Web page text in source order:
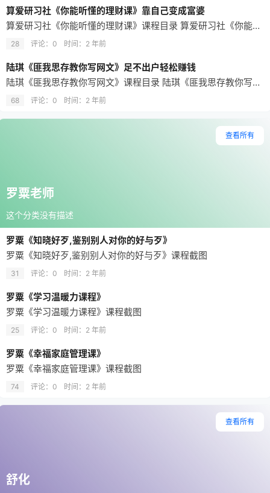
算爱研习社《你能听懂的理财课》靠自己变成富婆
算爱研习社《你能听懂的理财课》课程目录 算爱研习社《你能听懂的理财课》课程截图
28 评论：0 时间： 2 年前
陆琪《匪我思存教你写网文》足不出户轻松赚钱
陆琪《匪我思存教你写网文》课程目录 陆琪《匪我思存教你写网文》课程截图
68 评论：0 时间： 2 年前
罗粟老师
这个分类没有描述
查看所有
罗粟《知晓好歹,鉴别别人对你的好与歹》
罗粟《知晓好歹,鉴别别人对你的好与歹》课程截图
31 评论：0 时间： 2 年前
罗粟《学习温暖力课程》
罗粟《学习温暖力课程》课程截图
25 评论：0 时间： 2 年前
罗粟《幸福家庭管理课》
罗粟《幸福家庭管理课》课程截图
74 评论：0 时间： 2 年前
舒化
查看所有